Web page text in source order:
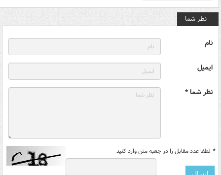
نظر شما
نام
ایمیل
نظر شما *
* لطفا عدد مقابل را در جعبه متن وارد کنید